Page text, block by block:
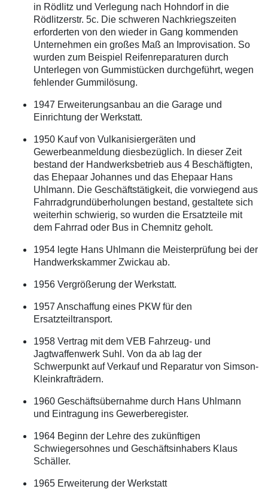
in Rödlitz und Verlegung nach Hohndorf in die
Rödlitzerstr. 5c. Die schweren Nachkriegszeiten
erforderten von den wieder in Gang kommenden
Unternehmen ein großes Maß an Improvisation. So
wurden zum Beispiel Reifenreparaturen durch
Unterlegen von Gummistücken durchgeführt, wegen
fehlender Gummilösung.
1947 Erweiterungsanbau an die Garage und
Einrichtung der Werkstatt.
1950 Kauf von Vulkanisiergeräten und
Gewerbeanmeldung diesbezüglich. In dieser Zeit
bestand der Handwerksbetrieb aus 4 Beschäftigten,
das Ehepaar Johannes und das Ehepaar Hans
Uhlmann. Die Geschäftstätigkeit, die vorwiegend aus
Fahrradgrundüberholungen bestand, gestaltete sich
weiterhin schwierig, so wurden die Ersatzteile mit
dem Fahrrad oder Bus in Chemnitz geholt.
1954 legte Hans Uhlmann die Meisterprüfung bei der
Handwerkskammer Zwickau ab.
1956 Vergrößerung der Werkstatt.
1957 Anschaffung eines PKW für den
Ersatzteiltransport.
1958 Vertrag mit dem VEB Fahrzeug- und
Jagtwaffenwerk Suhl. Von da ab lag der
Schwerpunkt auf Verkauf und Reparatur von Simson-
Kleinkrafträdern.
1960 Geschäftsübernahme durch Hans Uhlmann
und Eintragung ins Gewerberegister.
1964 Beginn der Lehre des zukünftigen
Schwiegersohnes und Geschäftsinhabers Klaus
Schäller.
1965 Erweiterung der Werkstatt